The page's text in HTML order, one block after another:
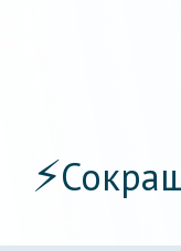
⚡